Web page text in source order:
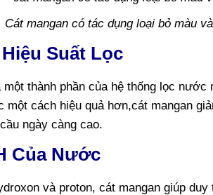
Cát mangan có tác dụng loại bỏ màu
Suất Lọc
một thành phần của hệ thống lọc
một cách hiệu quả hơn,cát mangan
ngày càng cao.
Của Nước
và proton, cát mangan giúp